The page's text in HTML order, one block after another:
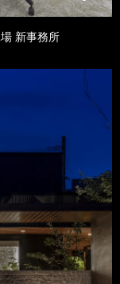
新事務所